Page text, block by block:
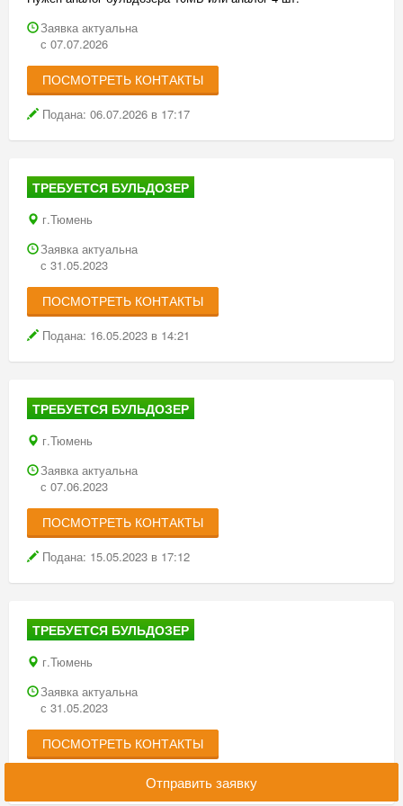
для стандартных строительных работ, для перемещения на
небольшие расстояния полезных ископаемых или грунта, а
также для послойного копания. В парке компании имеется
техника российского производства: Т-130, Т-170, болотоходы, а
также иностранного производства: Komatsu, Shantui, Caterpillar,
New Holland.
Заявка актуальна
с 07.07.2026
ПОСМОТРЕТЬ КОНТАКТЫ
Подана: 06.07.2026 в 17:17
ТРЕБУЕТСЯ БУЛЬДОЗЕР
г.Тюмень
Заявка актуальна
с 31.05.2023
ПОСМОТРЕТЬ КОНТАКТЫ
Подана: 16.05.2023 в 14:21
ТРЕБУЕТСЯ БУЛЬДОЗЕР
г.Тюмень
Заявка актуальна
с 07.06.2023
ПОСМОТРЕТЬ КОНТАКТЫ
Подана: 15.05.2023 в 17:12
ТРЕБУЕТСЯ БУЛЬДОЗЕР
г.Тюмень
Заявка актуальна
с 31.05.2023
ПОСМОТРЕТЬ КОНТАКТЫ
Подана: 10.05.2023 в 09:14Отправить заявку